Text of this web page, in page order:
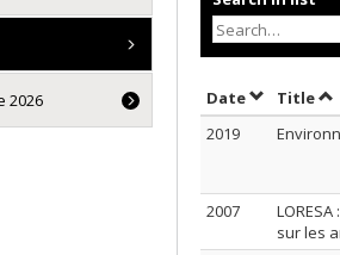
DateSort by
Title
2019
2007
sur les
2026